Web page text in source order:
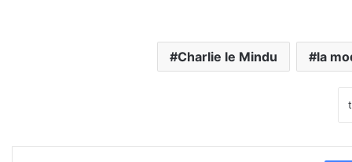
Charlie le Mindu la